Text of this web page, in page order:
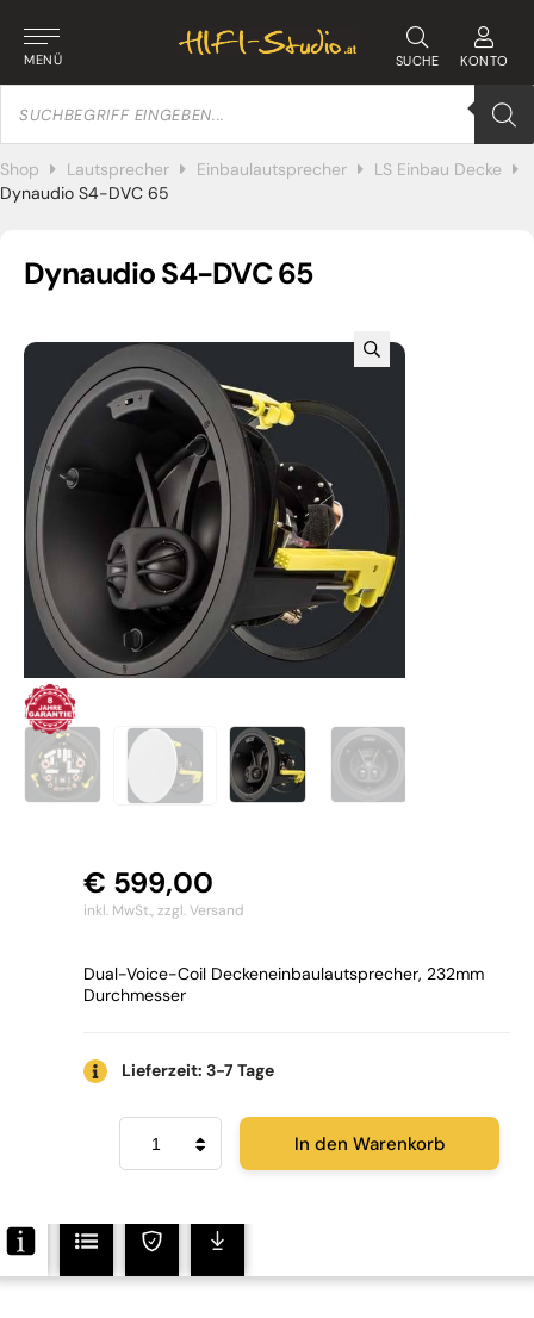
MENÜ SUCHE KONTO
Products
search
Shop Lautsprecher Einbaulautsprecher
LS Einbau Decke
Dynaudio S4-DVC 65
Dynaudio S4-DVC 65
€ 599,00
inkl. MwSt.,zzgl. Versand
Dual-Voice-Coil Deckeneinbaulautsprecher, 232mm
Durchmesser
Lieferzeit: 3-7 Tage
Dynaudio
DVC
In den Warenkorb